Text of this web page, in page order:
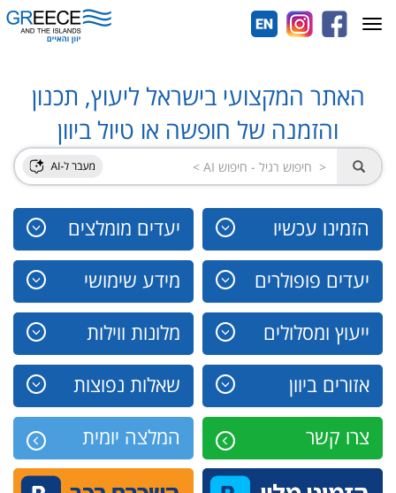
האתר המקצועי בישראל ליעוץ, תכנון
והזמנה של חופשה או טיול ביוון
הזמינו עכשיו יעדים מומלצים
יעדים פופולרים מידע שימושי
ייעוץ ומסלולים מלונות ווילות
אזורים ביוון שאלות נפוצות
צרו קשר המלצה יומית
Toggle
navigation